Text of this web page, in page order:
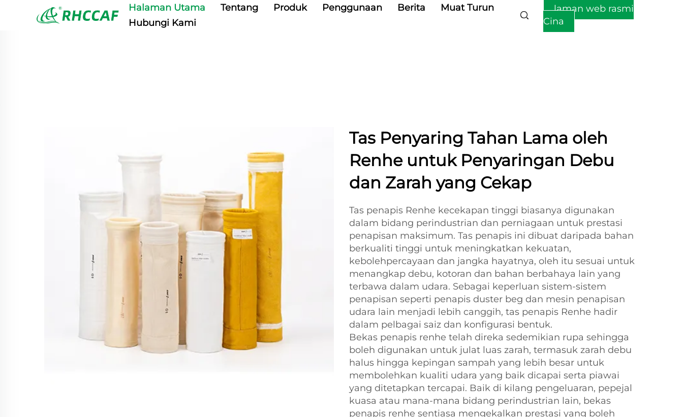
Halaman Utama Tentang Produk Penggunaan Berita
Muat Turun
Hubungi Kami
laman web rasmi
Cina
Tas Penyaring Tahan Lama oleh
Renhe untuk Penyaringan Debu
dan Zarah yang Cekap
Tas penapis Renhe kecekapan tinggi biasanya digunakan
dalam bidang perindustrian dan perniagaan untuk prestasi
penapisan maksimum. Tas penapis ini dibuat daripada bahan
berkualiti tinggi untuk meningkatkan kekuatan,
kebolehpercayaan dan jangka hayatnya, oleh itu sesuai untuk
menangkap debu, kotoran dan bahan berbahaya lain yang
terbawa dalam udara. Sebagai keperluan sistem-sistem
penapisan seperti penapis duster beg dan mesin penapisan
udara lain menjadi lebih canggih, tas penapis Renhe hadir
dalam pelbagai saiz dan konfigurasi bentuk.
Bekas penapis renhe telah direka sedemikian rupa sehingga
boleh digunakan untuk julat luas zarah, termasuk zarah debu
halus hingga kepingan sampah yang lebih besar untuk
membolehkan kualiti udara yang baik dicapai serta piawai
yang ditetapkan tercapai. Baik di kilang pengeluaran, pepejal
kuasa atau mana-mana bidang perindustrian lain, bekas
penapis renhe sentiasa mengekalkan prestasi yang boleh